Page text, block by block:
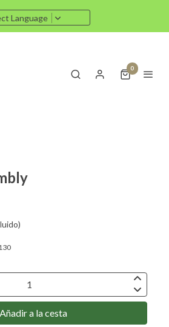
Language
0
Añadir a la cesta